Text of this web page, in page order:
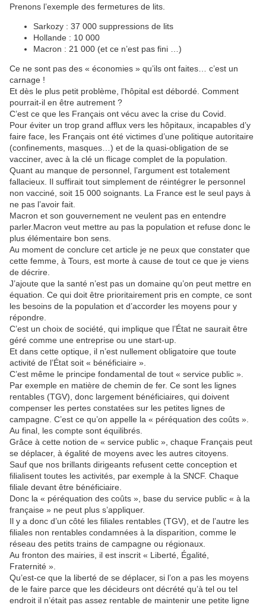
Prenons l’exemple des fermetures de lits.
Sarkozy : 37 000 suppressions de lits
Hollande : 10 000
Macron : 21 000 (et ce n’est pas fini …)
Ce ne sont pas des « économies » qu’ils ont faites… c’est un
carnage !
Et dès le plus petit problème, l’hôpital est débordé. Comment
pourrait-il en être autrement ?
C’est ce que les Français ont vécu avec la crise du Covid.
Pour éviter un trop grand afflux vers les hôpitaux, incapables d’y
faire face, les Français ont été victimes d’une politique autoritaire
(confinements, masques…) et de la quasi-obligation de se
vacciner, avec à la clé un flicage complet de la population.
Quant au manque de personnel, l’argument est totalement
fallacieux. Il suffirait tout simplement de réintégrer le personnel
non vacciné, soit 15 000 soignants. La France est le seul pays à
ne pas l’avoir fait.
Macron et son gouvernement ne veulent pas en entendre
parler.Macron veut mettre au pas la population et refuse donc le
plus élémentaire bon sens.
Au moment de conclure cet article je ne peux que constater que
cette femme, à Tours, est morte à cause de tout ce que je viens
de décrire.
J’ajoute que la santé n’est pas un domaine qu’on peut mettre en
équation. Ce qui doit être prioritairement pris en compte, ce sont
les besoins de la population et d’accorder les moyens pour y
répondre.
C’est un choix de société, qui implique que l’État ne saurait être
géré comme une entreprise ou une start-up.
Et dans cette optique, il n’est nullement obligatoire que toute
activité de l’État soit « bénéficiaire ».
C’est même le principe fondamental de tout « service public ».
Par exemple en matière de chemin de fer. Ce sont les lignes
rentables (TGV), donc largement bénéficiaires, qui doivent
compenser les pertes constatées sur les petites lignes de
campagne. C’est ce qu’on appelle la « péréquation des coûts ».
Au final, les compte sont équilibrés.
Grâce à cette notion de « service public », chaque Français peut
se déplacer, à égalité de moyens avec les autres citoyens.
Sauf que nos brillants dirigeants refusent cette conception et
filialisent toutes les activités, par exemple à la SNCF. Chaque
filiale devant être bénéficiaire.
Donc la « péréquation des coûts », base du service public « à la
française » ne peut plus s’appliquer.
Il y a donc d’un côté les filiales rentables (TGV), et de l’autre les
filiales non rentables condamnées à la disparition, comme le
réseau des petits trains de campagne ou régionaux.
Au fronton des mairies, il est inscrit « Liberté, Égalité,
Fraternité ».
Qu’est-ce que la liberté de se déplacer, si l’on a pas les moyens
de le faire parce que les décideurs ont décrété qu’à tel ou tel
endroit il n’était pas assez rentable de maintenir une petite ligne